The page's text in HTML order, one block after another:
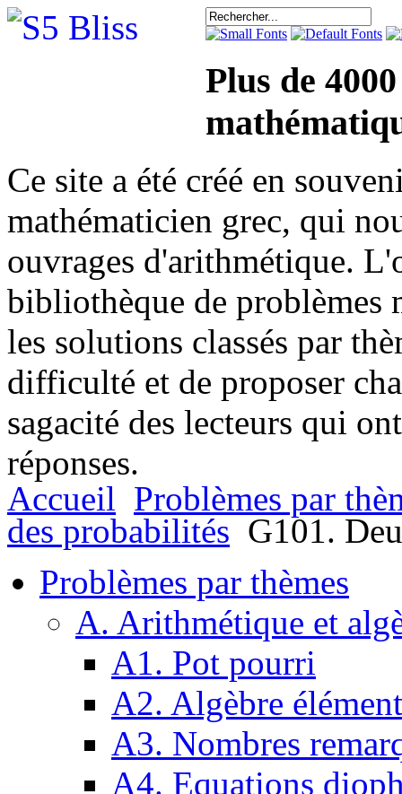
Plus de
Ce site a été créé en
mathématicien grec, qui
ouvrages d'arithmétique.
bibliothèque de problèmes
les solutions classés par
difficulté et de proposer
sagacité des lecteurs qui
réponses.
Accueil Problèmes par
des probabilités G101.
Problèmes par thèmes
A. Arithmétique et
A1. Pot pourri
A2. Algèbre
A3. Nombres
A4. Equations